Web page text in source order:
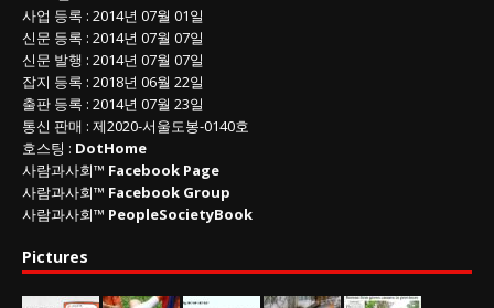
사업 등록 : 2014년 07월 01일
신문 등록 : 2014년 07월 07일
신문 발행 : 2014년 07월 07일
잡지 등록 : 2018년 06월 22일
출판 등록 : 2014년 07월 23일
통신 판매 : 제2020-서울도봉-0140호
호스팅 : DotHome
사람과사회™ Facebook Page
사람과사회™ Facebook Group
사람과사회™ PeopleSocietyBook
Pictures